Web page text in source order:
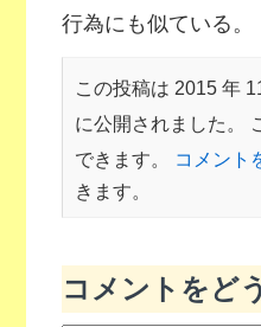
行為にも似ている。
この投稿は 2015 年
に公開されました。
できます。
コメント
きます。
コメントをど